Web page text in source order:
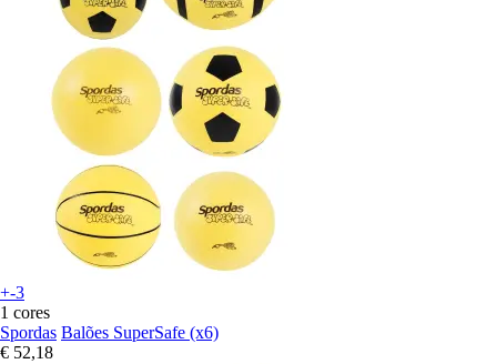
+-3
1 cores
Spordas Balões SuperSafe (x6)
€ 52,18